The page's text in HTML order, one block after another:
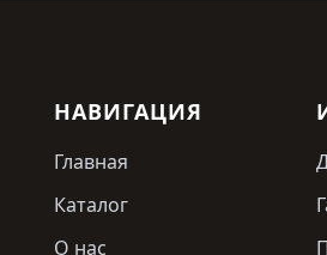
НАВИГАЦИЯ
Главная
Каталог
О нас